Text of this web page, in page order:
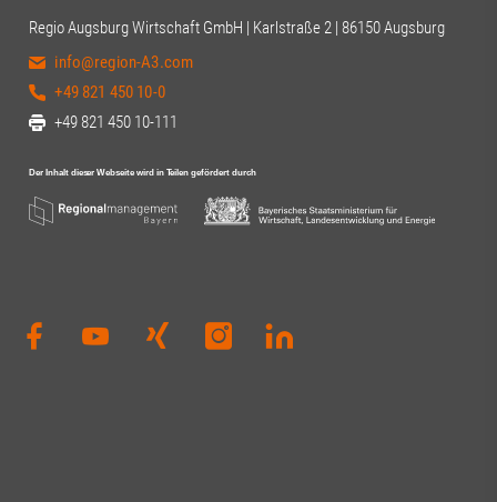
Regio Augsburg Wirtschaft GmbH | Karlstraße 2 | 86150 Augsburg
info@region-A3.com
+49 821 450 10-0
+49 821 450 10-111